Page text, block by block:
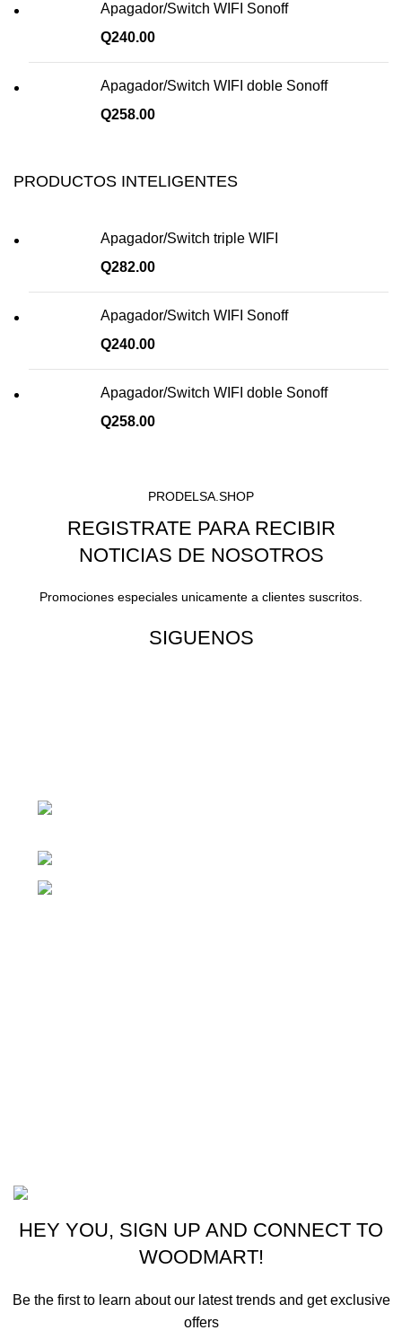
Apagador/Switch WIFI Sonoff
Q240.00
Apagador/Switch WIFI doble Sonoff
Q258.00
PRODUCTOS INTELIGENTES
Apagador/Switch triple WIFI
Q282.00
Apagador/Switch WIFI Sonoff
Q240.00
Apagador/Switch WIFI doble Sonoff
Q258.00
PRODELSA.SHOP
REGISTRATE PARA RECIBIR
NOTICIAS DE NOSOTROS
Promociones especiales unicamente a clientes suscritos.
SIGUENOS
HEY YOU, SIGN UP AND CONNECT TO
WOODMART!
Be the first to learn about our latest trends and get exclusive
offers